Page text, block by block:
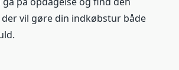
vil gøre din indkøbstur både